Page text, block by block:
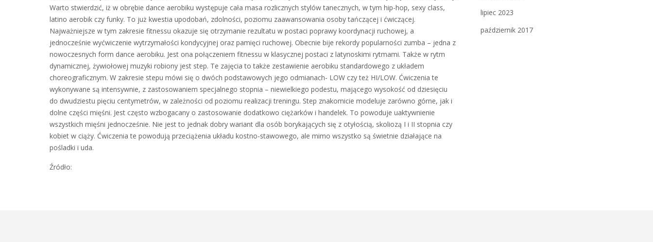
Warto stwierdzić, iż w obrębie dance aerobiku występuje cała masa rozlicznych stylów tanecznych, w tym hip-hop, sexy class,
latino aerobik czy funky. To już kwestia upodobań, zdolności, poziomu zaawansowania osoby tańczącej i ćwiczącej.
Najważniejsze w tym zakresie fitnessu okazuje się otrzymanie rezultatu w postaci poprawy koordynacji ruchowej, a
jednocześnie wyćwiczenie wytrzymałości kondycyjnej oraz pamięci ruchowej. Obecnie bije rekordy popularności zumba – jedna z
nowoczesnych form dance aerobiku. Jest ona połączeniem fitnessu w klasycznej postaci z latynoskimi rytmami. Także w rytm
dynamicznej, żywiołowej muzyki robiony jest step. Te zajęcia to także zestawienie aerobiku standardowego z układem
choreograficznym. W zakresie stepu mówi się o dwóch podstawowych jego odmianach- LOW czy też HI/LOW. Ćwiczenia te
wykonywane są intensywnie, z zastosowaniem specjalnego stopnia – niewielkiego podestu, mającego wysokość od dziesięciu
do dwudziestu pięciu centymetrów, w zależności od poziomu realizacji treningu. Step znakomicie modeluje zarówno górne, jak i
dolne części mięśni. Jest często wzbogacany o zastosowanie dodatkowo ciężarków i handelek. To powoduje uaktywnienie
wszystkich mięśni jednocześnie. Nie jest to jednak dobry wariant dla osób borykających się z otyłością, skoliozą I i II stopnia czy
kobiet w ciąży. Ćwiczenia te powodują przeciążenia układu kostno-stawowego, ale mimo wszystko są świetnie działające na
pośladki i uda.
Źródło:
lipiec 2023
październik 2017